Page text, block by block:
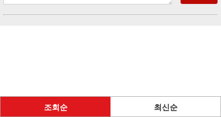
조회순 최신순